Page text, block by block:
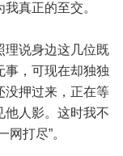
真正的至交。
理说身边这几位既
事，可现在却独独
没押过来，正在等
他人影。这时我不
打尽”。